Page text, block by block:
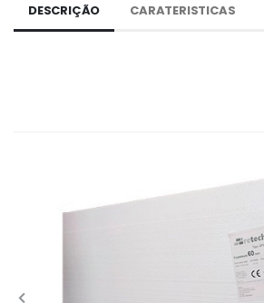
DESCRIÇÃO CARATERISTICAS